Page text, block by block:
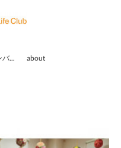
Lifeバックナンバー about